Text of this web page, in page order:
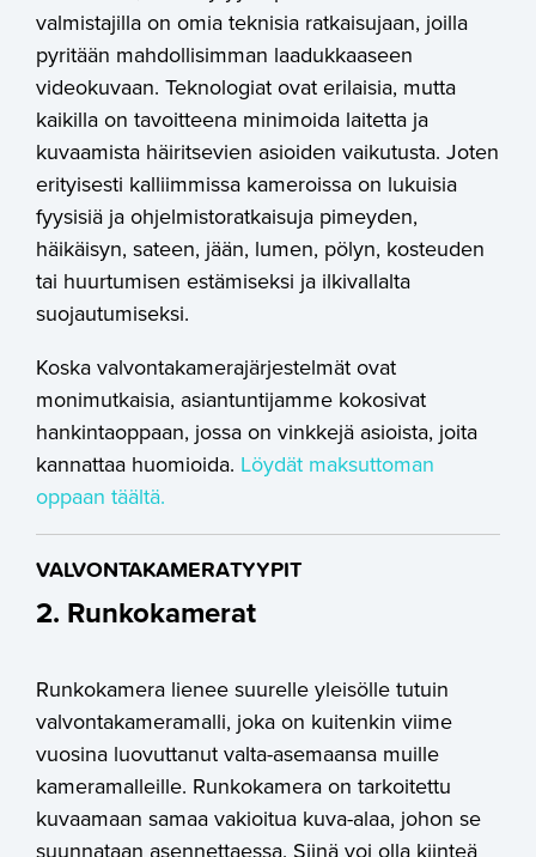
valmistajilla on omia teknisia ratkaisujaan, joilla
pyritään mahdollisimman laadukkaaseen
videokuvaan. Teknologiat ovat erilaisia, mutta
kaikilla on tavoitteena minimoida laitetta ja
kuvaamista häiritsevien asioiden vaikutusta. Joten
erityisesti kalliimmissa kameroissa on lukuisia
fyysisiä ja ohjelmistoratkaisuja pimeyden,
häikäisyn, sateen, jään, lumen, pölyn, kosteuden
tai huurtumisen estämiseksi ja ilkivallalta
suojautumiseksi.
Koska valvontakamerajärjestelmät ovat
monimutkaisia, asiantuntijamme kokosivat
hankintaoppaan, jossa on vinkkejä asioista, joita
kannattaa huomioida. Löydät maksuttoman
oppaan täältä.
VALVONTAKAMERATYYPIT
2. Runkokamerat
Runkokamera lienee suurelle yleisölle tutuin
valvontakameramalli, joka on kuitenkin viime
vuosina luovuttanut valta-asemaansa muille
kameramalleille. Runkokamera on tarkoitettu
kuvaamaan samaa vakioitua kuva-alaa, johon se
suunnataan asennettaessa. Siinä voi olla kiinteä